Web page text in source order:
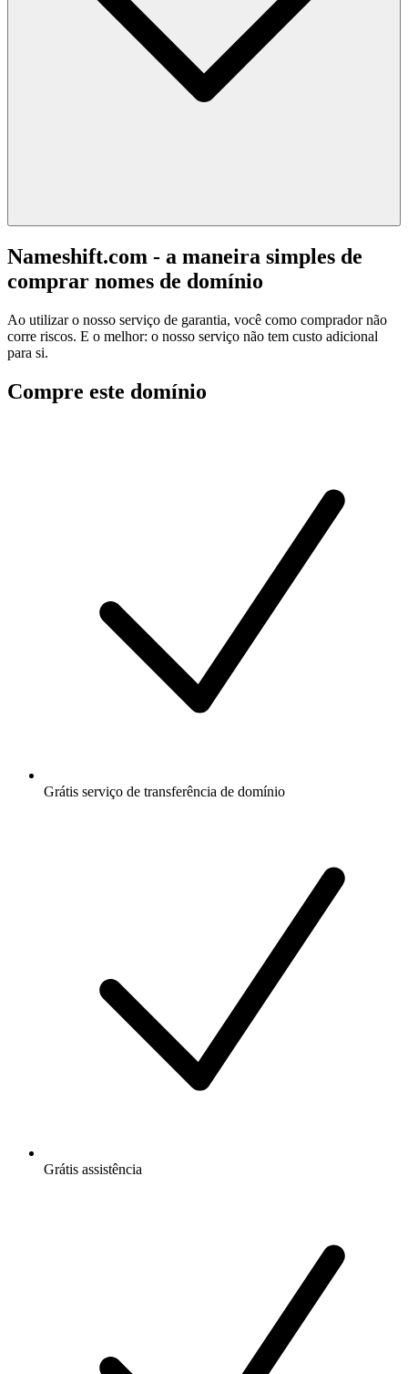
Nameshift.com - a maneira simples de
comprar nomes de domínio
Ao utilizar o nosso serviço de garantia, você como comprador não
corre riscos. E o melhor: o nosso serviço não tem custo adicional
para si.
Compre este domínio
Grátis serviço de transferência de domínio
Grátis assistência